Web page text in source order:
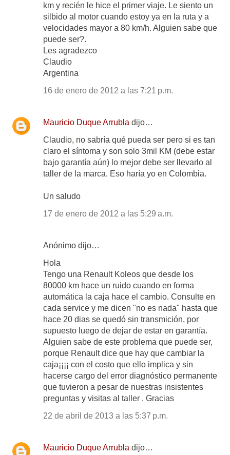
km y recién le hice el primer viaje. Le siento un
silbido al motor cuando estoy ya en la ruta y a
velocidades mayor a 80 km/h. Alguien sabe que
puede ser?.
Les agradezco
Claudio
Argentina
16 de enero de 2012 a las 7:21 p.m.
Mauricio Duque Arrubla dijo…
Claudio, no sabría qué pueda ser pero si es tan
claro el síntoma y son solo 3mil KM (debe estar
bajo garantía aún) lo mejor debe ser llevarlo al
taller de la marca. Eso haría yo en Colombia.
Un saludo
17 de enero de 2012 a las 5:29 a.m.
Anónimo dijo…
Hola
Tengo una Renault Koleos que desde los
80000 km hace un ruido cuando en forma
automática la caja hace el cambio. Consulte en
cada service y me dicen "no es nada" hasta que
hace 20 dias se quedó sin transmición, por
supuesto luego de dejar de estar en garantía.
Alguien sabe de este problema que puede ser,
porque Renault dice que hay que cambiar la
caja¡¡¡¡ con el costo que ello implica y sin
hacerse cargo del error diagnóstico permanente
que tuvieron a pesar de nuestras insistentes
preguntas y visitas al taller . Gracias
22 de abril de 2013 a las 5:37 p.m.
Mauricio Duque Arrubla dijo…